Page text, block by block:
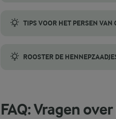
TIPS VOOR HET PERSEN
ROOSTER DE
FAQ: Vragen